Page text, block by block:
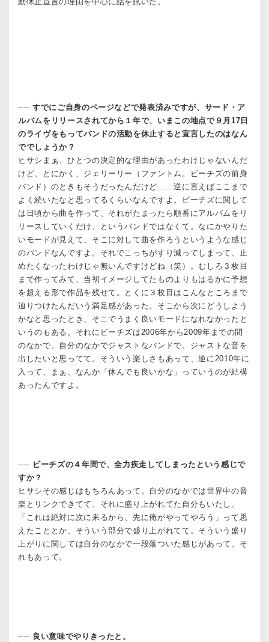
── すでにご自身のページなどで発表済みですが、サード・ア
ルバムをリリースされてから１年で、いまこの地点で９月17日
のライヴをもってバンドの活動を休止すると宣言したのはなん
ででしょうか？
ヒサシ まぁ、ひとつの決定的な理由があったわけじゃないんだ
けど、とにかく、ジェリーリー（ファントム。ビーチズの前身
バンド）のときもそうだったんだけど……逆に言えばここまで
よく続いたなと思ってるくらいなんですよ。ビーチズに関して
は日頃から曲を作って、それがたまったら順番にアルバムをリ
リースしていくだけ、というバンドではなくて。なにかやりた
いモードが見えて、そこに対して曲を作ろうというような感じ
のバンドなんですよ。それでこっちがすり減ってしまって、止
めたくなったわけじゃ無いんですけどね（笑）。むしろ３枚目
まで作ってみて、当初イメージしてたものよりもはるかに予想
を超える形で作品を残せて。とくに３枚目はこんなところまで
辿りつけたんだいう満足感があった。そこから次にどうしよう
かなと思ったとき、そこでうまく良いモードになれなかったと
いうのもある。それにビーチズは2006年から2009年までの間
のなかで、自分のなかでジャストなバンドで、ジャストな音を
出したいと思ってて。そういう楽しさもあって、逆に2010年に
入って、まぁ、なんか「休んでも良いかな」っていうのが結構
あったんですよ。
── ビーチズの４年間で、全力疾走してしまったという感じで
すか？
ヒサシ その感じはもちろんあって。自分のなかでは世界中の音
楽とリンクできてて、それに盛り上がれてた自分もいたし、
「これは絶対に次に来るから、先に俺がやってやろう」って思
えたこととか、そういう部分で盛り上がれてて。そういう盛り
上がりに関しては自分のなかで一段落ついた感じがあって、そ
れもあって。
── 良い意味でやりきったと。